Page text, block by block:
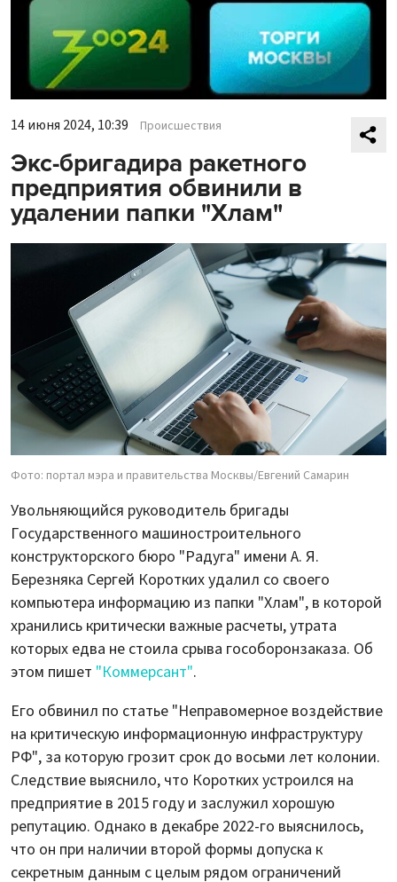
14 июня 2024, 10:39 Происшествия
Экс-бригадира ракетного
предприятия обвинили в
удалении папки "Хлам"
Фото: портал мэра и правительства Москвы/Евгений Самарин
Увольняющийся руководитель бригады
Государственного машиностроительного
конструкторского бюро "Радуга" имени А. Я.
Березняка Сергей Коротких удалил со своего
компьютера информацию из папки "Хлам", в которой
хранились критически важные расчеты, утрата
которых едва не стоила срыва гособоронзаказа. Об
этом пишет "Коммерсант".
Его обвинил по статье "Неправомерное воздействие
на критическую информационную инфраструктуру
РФ", за которую грозит срок до восьми лет колонии.
Следствие выяснило, что Коротких устроился на
предприятие в 2015 году и заслужил хорошую
репутацию. Однако в декабре 2022-го выяснилось,
что он при наличии второй формы допуска к
секретным данным с целым рядом ограничений